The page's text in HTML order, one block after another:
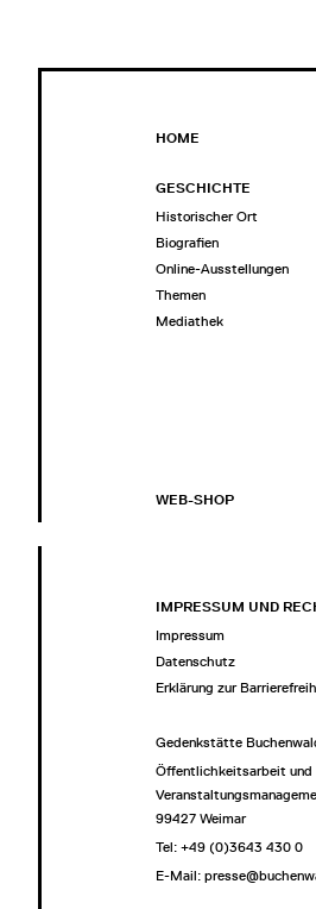
HOME
GESCHICHTE
Historischer Ort
Biografien
Online-Ausstellungen
Themen
Mediathek
WEB-SHOP
IMPRESSUM UND
Impressum
Datenschutz
Erklärung zur
Gedenkstätte
Öffentlichkeitsarbeit und
99427 Weimar
Tel: +49 (0)3643 430 0
E-Mail: